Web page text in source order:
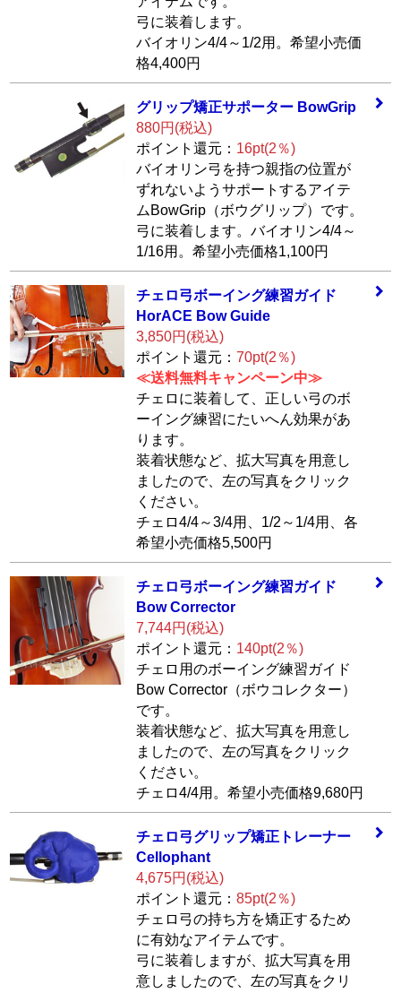
弓に装着します。
バイオリン4/4～1/2用。希望小売価
格4,400円
グリップ矯正サポーター BowGrip
880円(税込)
ポイント還元： 16pt(2％)
バイオリン弓を持つ親指の位置が
ずれないようサポートするアイテ
ムBowGrip（ボウグリップ）です。
弓に装着します。バイオリン4/4～
1/16用。希望小売価格1,100円
チェロ弓ボーイング練習ガイド
HorACE Bow Guide
3,850円(税込)
ポイント還元： 70pt(2％)
≪送料無料キャンペーン中≫
チェロに装着して、正しい弓のボ
ーイング練習にたいへん効果があ
ります。
装着状態など、拡大写真を用意し
ましたので、左の写真をクリック
ください。
チェロ4/4～3/4用、1/2～1/4用、各
希望小売価格5,500円
チェロ弓ボーイング練習ガイド
BowCorrector
7,744円(税込)
ポイント還元： 140pt(2％)
チェロ用のボーイング練習ガイド
Bow Corrector（ボウコレクター）
です。
装着状態など、拡大写真を用意し
ましたので、左の写真をクリック
ください。
チェロ4/4用。希望小売価格9,680円
チェロ弓グリップ矯正トレーナー
Cellophant
4,675円(税込)
ポイント還元： 85pt(2％)
チェロ弓の持ち方を矯正するため
に有効なアイテムです。
弓に装着しますが、拡大写真を用
意しましたので、左の写真をクリ